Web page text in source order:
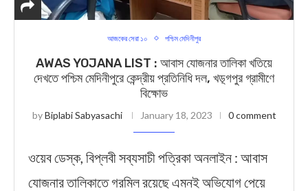
আজকের সেরা ১০ পশ্চিম মেদিনীপুর
AWAS YOJANA LIST : আবাস যোজনার তালিকা খতিয়ে
দেখতে পশ্চিম মেদিনীপুরে কেন্দ্রীয় প্রতিনিধি দল, খড়্গপুর গ্রামীণে
বিক্ষোভ
byBiplabi Sabyasachi January 18, 2023 0 comment
ওয়েব ডেস্ক, বিপ্লবী সব্যসাচী পত্রিকা অনলাইন : আবাস
যোজনার তালিকাতে গরমিল রয়েছে এমনই অভিযোগ পেয়ে